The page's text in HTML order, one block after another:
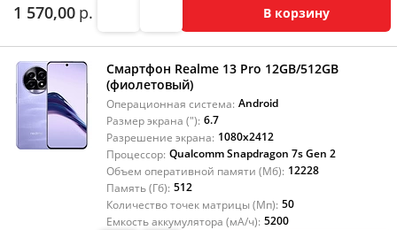
1 570,00 р. В корзину
Смартфон Realme 13 Pro 12GB/512GB
(фиолетовый)
Операционная система: Android
Размер экрана ("): 6.7
Разрешение экрана: 1080x2412
Процессор: Qualcomm Snapdragon 7s Gen 2
Объем оперативной памяти (Мб): 12228
Память (Гб): 512
Количество точек матрицы (Мп): 50
Емкость аккумулятора (мА/ч): 5200